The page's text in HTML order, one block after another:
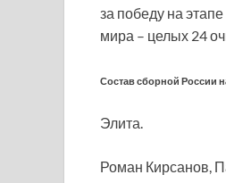
за победу на
мира – целых 24
Состав сборной России
Элита.
Роман Кирсанов,